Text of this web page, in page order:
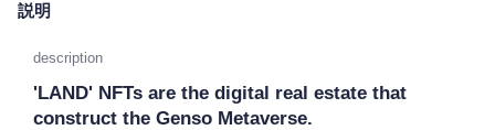
説明
description
'LAND' NFTs are the digital real estate that
construct the Genso Metaverse.